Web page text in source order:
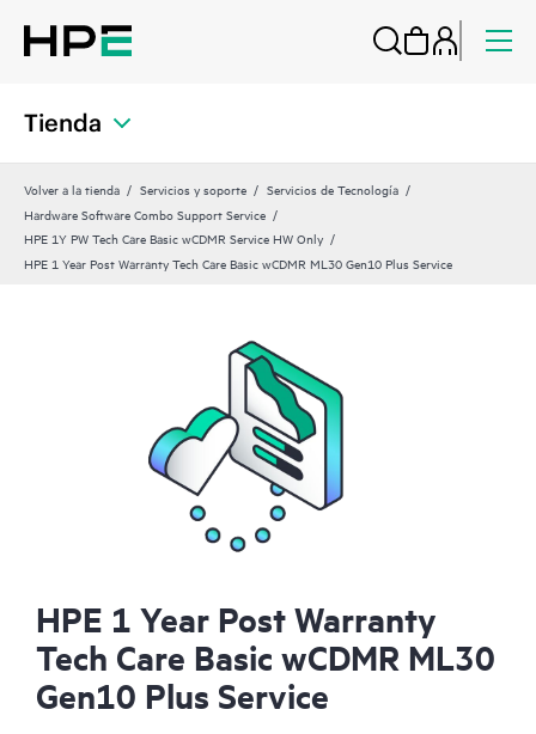
Tienda
Volver a la tienda Servicios y soporte
Servicios de Tecnología
Hardware Software Combo Support Service
HPE 1Y PW Tech Care Basic wCDMR Service HW Only
HPE 1 Year Post Warranty Tech Care Basic wCDMR ML30 Gen10 Plus Service
HPE 1 Year Post Warranty
Tech Care Basic wCDMR ML30
Gen10 Plus Service